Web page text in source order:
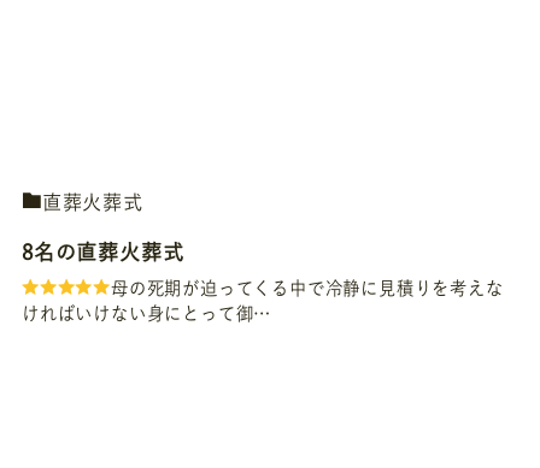
直葬火葬式
8名の直葬火葬式
母の死期が迫ってくる中で冷静に見積りを考えな
ければいけない身にとって御…